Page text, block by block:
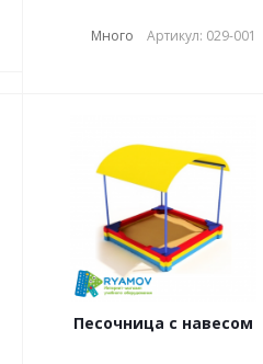
Много Артикул: 029-001
Песочница с навесом